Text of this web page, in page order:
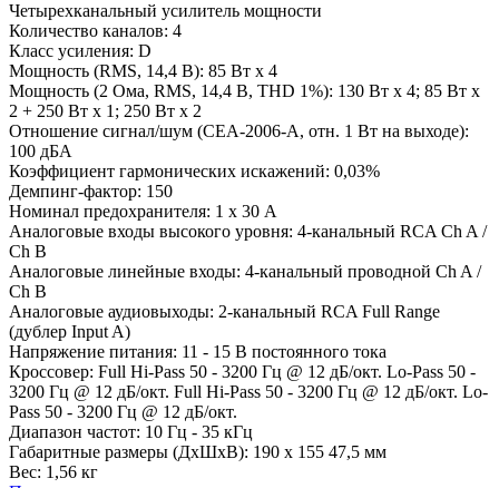
Четырехканальный усилитель мощности
Количество каналов: 4
Класс усиления: D
Мощность (RMS, 14,4 В): 85 Вт х 4
Мощность (2 Ома, RMS, 14,4 В, THD 1%): 130 Вт х 4; 85 Вт х
2 + 250 Вт х 1; 250 Вт х 2
Отношение сигнал/шум (CEA-2006-A, отн. 1 Вт на выходе):
100 дБА
Коэффициент гармонических искажений: 0,03%
Демпинг-фактор: 150
Номинал предохранителя: 1 х 30 А
Аналоговые входы высокого уровня: 4-канальный RCA Ch A /
Ch B
Аналоговые линейные входы: 4-канальный проводной Ch A /
Ch B
Аналоговые аудиовыходы: 2-канальный RCA Full Range
(дублер Input A)
Напряжение питания: 11 - 15 В постоянного тока
Кроссовер: Full Hi-Pass 50 - 3200 Гц @ 12 дБ/окт. Lo-Pass 50 -
3200 Гц @ 12 дБ/окт. Full Hi-Pass 50 - 3200 Гц @ 12 дБ/окт. Lo-
Pass 50 - 3200 Гц @ 12 дБ/окт.
Диапазон частот: 10 Гц - 35 кГц
Габаритные размеры (ДхШхВ): 190 х 155 47,5 мм
Вес: 1,56 кг